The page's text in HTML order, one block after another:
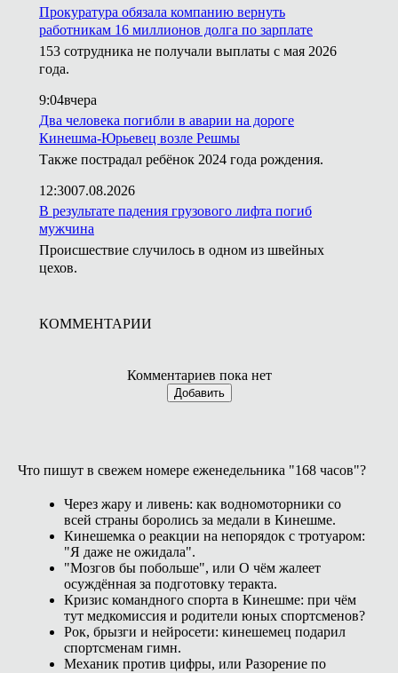
Прокуратура обязала компанию вернуть
работникам 16 миллионов долга по зарплате
153 сотрудника не получали выплаты с мая 2026
года.
9:04вчера
Два человека погибли в аварии на дороге
Кинешма-Юрьевец возле Решмы
Также пострадал ребёнок 2024 года рождения.
12:3007.08.2026
В результате падения грузового лифта погиб
мужчина
Происшествие случилось в одном из швейных
цехов.
КОММЕНТАРИИ
Комментариев пока нет
Добавить
Что пишут в свежем номере еженедельника "168 часов"?
Через жару и ливень: как водномоторники со
всей страны боролись за медали в Кинешме.
Кинешемка о реакции на непорядок с тротуаром:
"Я даже не ожидала".
"Мозгов бы побольше", или О чём жалеет
осуждённая за подготовку теракта.
Кризис командного спорта в Кинешме: при чём
тут медкомиссия и родители юных спортсменов?
Рок, брызги и нейросети: кинешемец подарил
спортсменам гимн.
Механик против цифры, или Разорение по